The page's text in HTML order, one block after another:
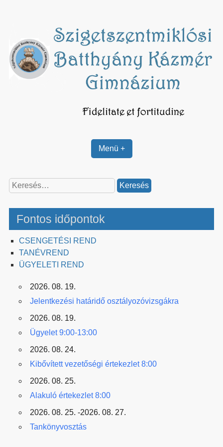
Menü +
Keresés:
Fontos időpontok
CSENGETÉSI REND
TANÉVREND
ÜGYELETI REND
2026. 08. 19.
Jelentkezési határidő osztályozóvizsgákra
2026. 08. 19.
Ügyelet 9:00-13:00
2026. 08. 24.
Kibővített vezetőségi értekezlet 8:00
2026. 08. 25.
Alakuló értekezlet 8:00
2026. 08. 25. -2026. 08. 27.
Tankönyvosztás